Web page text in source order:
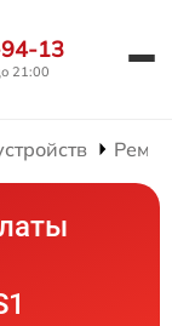
13
21:00